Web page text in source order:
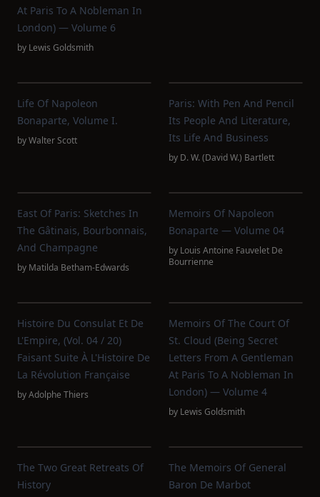
At Paris To A Nobleman In
London) — Volume 6
by Lewis Goldsmith
Life Of Napoleon
Bonaparte, Volume I.
byWalter Scott
Paris: With Pen And Pencil
Its People And Literature,
Its Life And Business
by D. W. (David W.) Bartlett
East Of Paris: Sketches In
The Gâtinais, Bourbonnais,
And Champagne
by Matilda Betham-Edwards
Memoirs Of Napoleon
Bonaparte — Volume 04
by Louis Antoine Fauvelet De
Bourrienne
Histoire Du Consulat Et De
L'Empire, (Vol. 04 / 20)
Faisant Suite À L'Histoire De
La Révolution Française
byAdolphe Thiers
Memoirs Of The Court Of
St. Cloud (Being Secret
Letters From A Gentleman
At Paris To A Nobleman In
London) — Volume 4
by Lewis Goldsmith
The Two Great Retreats Of
History
The Memoirs Of General
Baron De Marbot